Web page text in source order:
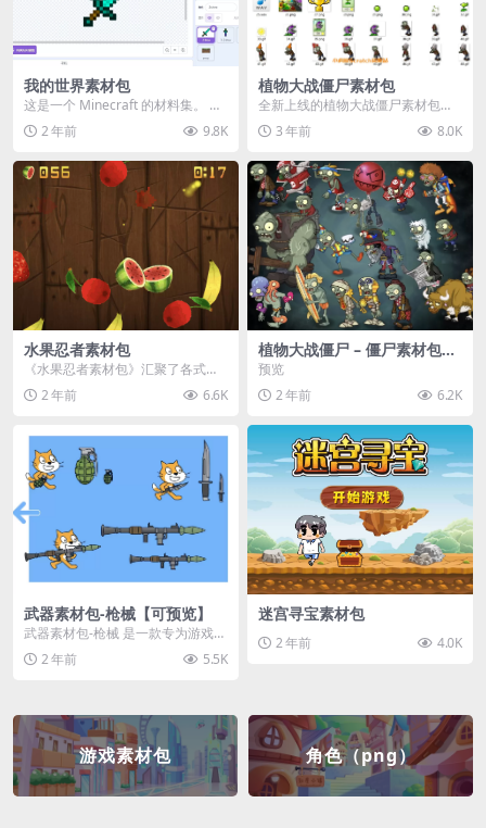
我的世界素材包
这是一个 Minecraft 的材料集。 操
作方法如下： 工具 → 右箭头 怪物...
2 年前 9.8K
植物大战僵尸素材包
全新上线的植物大战僵尸素材包，
内含48个精选资源，涵盖角色、场
景、音效等多样内容...
3 年前 8.0K
水果忍者素材包
《水果忍者素材包》汇聚了各式鲜
美诱人的水果图像与清脆悦耳的切
割音效，专为追求极致...
2 年前 6.6K
植物大战僵尸 – 僵尸素材包
【可预览】
预览
2 年前
6.2K
武器素材包-枪械【可预览】
武器素材包-枪械 是一款专为游戏开
发者和创作者设计的素材包，包含
多种高质量的枪械...
2 年前 5.5K
迷宫寻宝素材包
2 年前 4.0K
游戏素材包 角色（png）